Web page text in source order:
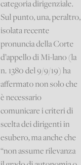
categoria dirigenziale.
Sul punto, una, peraltro,
isolata recente
pronuncia della Corte
d’appello di Mi-lano (la
n. 1380 del 9/9/19) ha
affermato non solo che
è necessario
comunicare i criteri di
scelta dei dirigenti in
esubero, ma anche che
“non assume rilevanza